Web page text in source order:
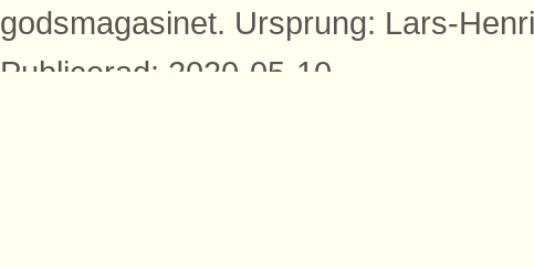
godsmagasinet. Ursprung: Lars-
Publicerad: 2020-05-10